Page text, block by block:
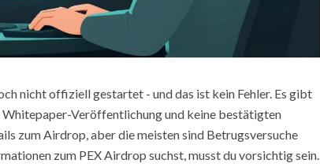
nicht offiziell gestartet - und das ist kein Fehler. Es gibt
Veröffentlichung und keine bestätigten
zum Airdrop, aber die meisten sind Betrugsversuche
zum PEX Airdrop suchst, musst du vorsichtig sein.